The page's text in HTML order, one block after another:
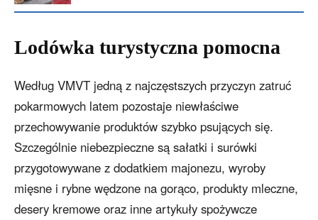
Lodówka turystyczna pomocna
Według VMVT jedną z najczęstszych przyczyn zatruć
pokarmowych latem pozostaje niewłaściwe
przechowywanie produktów szybko psujących się.
Szczególnie niebezpieczne są sałatki i surówki
przygotowywane z dodatkiem majonezu, wyroby
mięsne i rybne wędzone na gorąco, produkty mleczne,
desery kremowe oraz inne artykuły spożywcze